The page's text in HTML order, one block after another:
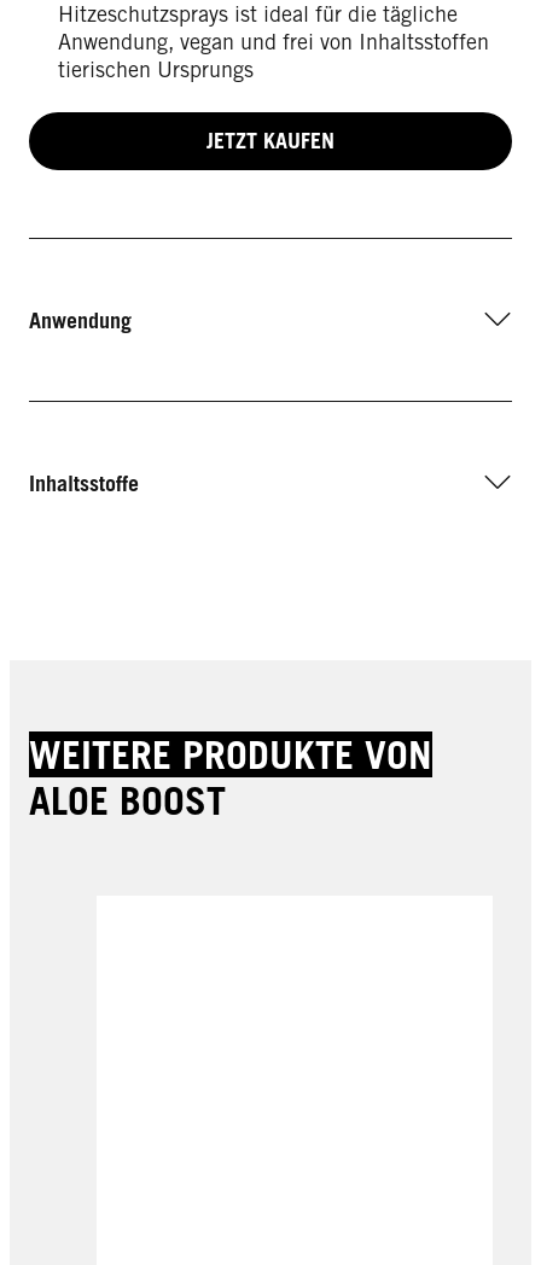
Hitzeschutzsprays ist ideal für die tägliche
Anwendung, vegan und frei von Inhaltsstoffen
tierischen Ursprungs
JETZT KAUFEN
Anwendung
Inhaltsstoffe
WEITERE PRODUKTE VON
ALOE BOOST